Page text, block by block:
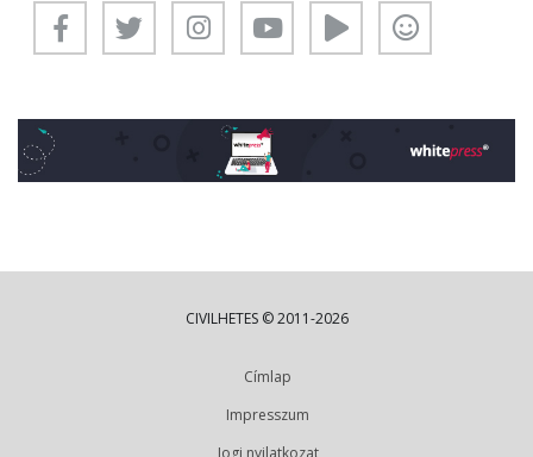
CIVILHETES © 2011-2026
Címlap
Impresszum
Jogi nyilatkozat